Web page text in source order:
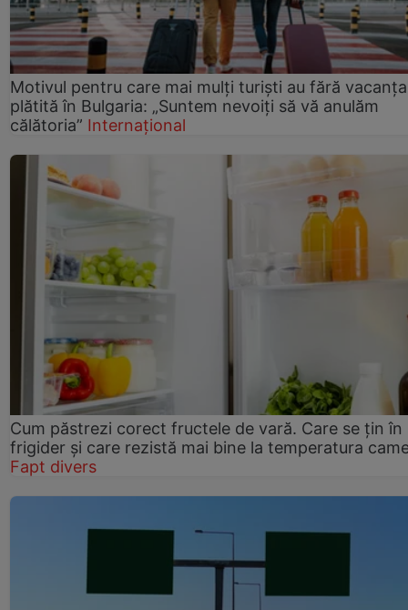
Motivul pentru care mai mulți turiști au fără vacanța
plătită în Bulgaria: „Suntem nevoiți să vă anulăm
călătoria” Internațional
Cum păstrezi corect fructele de vară. Care se țin în
frigider și care rezistă mai bine la temperatura
Fapt divers